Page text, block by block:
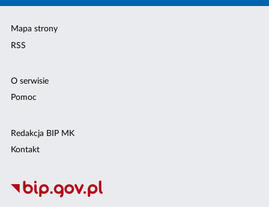
Mapa strony
RSS
O serwisie
Pomoc
Redakcja BIP MK
Kontakt